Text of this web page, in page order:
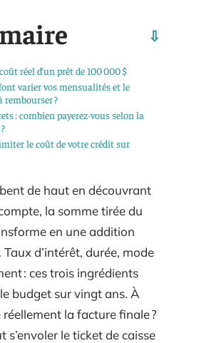
réel d’un prêt de 100 000 $
varier vos mensualités et le
?
: combien payerez-vous selon la
le coût de votre crédit sur
de haut en découvrant
la somme tirée du
en une addition
Taux d’intérêt, durée, mode
: ces trois ingrédients
budget sur vingt ans. À
la facture finale ?
s’envoler le ticket de caisse